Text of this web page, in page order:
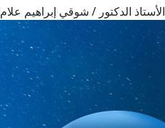
الأستاذ الدكتور / شوقي إبراهيم علام